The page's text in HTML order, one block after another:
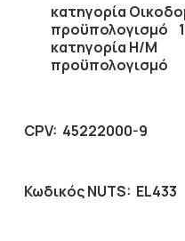
κατηγορία
προϋπολογισμό
κατηγορία Η/Μ
προϋπολογισμό
CPV: 45222000-9
ΚωδικόςNUTS: EL433